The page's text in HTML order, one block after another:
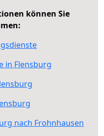
können Sie
in Flensburg
nach Frohnhausen